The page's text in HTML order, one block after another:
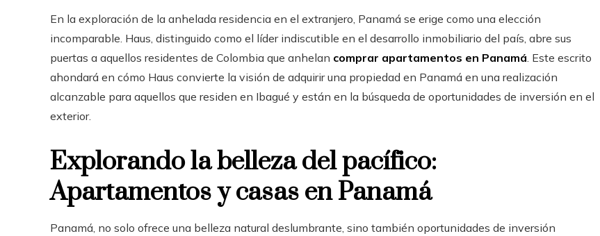
En la exploración de la anhelada residencia en el extranjero, Panamá se erige como una elección
incomparable. Haus, distinguido como el líder indiscutible en el desarrollo inmobiliario del país, abre sus
puertas a aquellos residentes de Colombia que anhelan comprar apartamentos en Panamá. Este escrito
ahondará en cómo Haus convierte la visión de adquirir una propiedad en Panamá en una realización
alcanzable para aquellos que residen en Ibagué y están en la búsqueda de oportunidades de inversión en el
exterior.
Explorando la belleza del pacífico:
Apartamentos y casas en Panamá
Panamá, no solo ofrece una belleza natural deslumbrante, sino también oportunidades de inversión